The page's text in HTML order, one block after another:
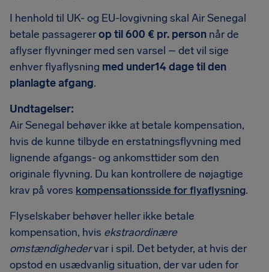
I henhold til UK- og EU-lovgivning skal Air Senegal
betale passagererop til 600 € pr. person når de
aflyser flyvninger med sen varsel – det vil sige
enhver flyaflysning med under14 dage til den
planlagte afgang.
Undtagelser:
Air Senegal behøver ikke at betale kompensation,
hvis de kunne tilbyde en erstatningsflyvning med
lignende afgangs- og ankomsttider som den
originale flyvning. Du kan kontrollere de nøjagtige
krav på vores kompensationsside for flyaflysning.
Flyselskaber behøver heller ikke betale
kompensation, hvis ekstraordinære
omstændighedervar i spil. Det betyder, at hvis der
opstod en usædvanlig situation, der var uden for